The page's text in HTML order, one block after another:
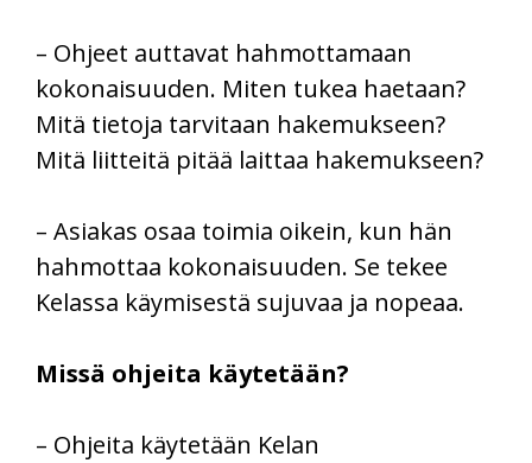
– Ohjeet auttavat hahmottamaan
kokonaisuuden. Miten tukea haetaan?
Mitä tietoja tarvitaan hakemukseen?
Mitä liitteitä pitää laittaa hakemukseen?
– Asiakas osaa toimia oikein, kun hän
hahmottaa kokonaisuuden. Se tekee
Kelassa käymisestä sujuvaa ja nopeaa.
Missä ohjeita käytetään?
– Ohjeita käytetään Kelan